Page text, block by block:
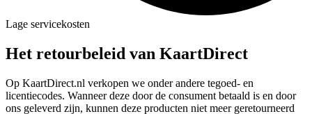
Lage servicekosten
Het retourbeleid van KaartDirect
Op KaartDirect.nl verkopen we onder andere tegoed- en
licentiecodes. Wanneer deze door de consument betaald is en door
ons geleverd zijn, kunnen deze producten niet meer geretourneerd